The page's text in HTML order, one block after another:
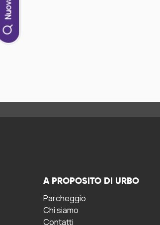
A PROPOSITO DI URBO
Parcheggio
Chi siamo
Contatti